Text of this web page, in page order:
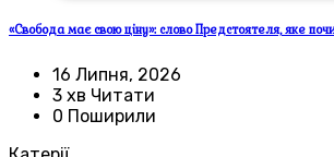
«Свобода має свою ціну»: слово Предстоятеля, яке
16 Липня, 2026
3 хв Читати
0 Поширили